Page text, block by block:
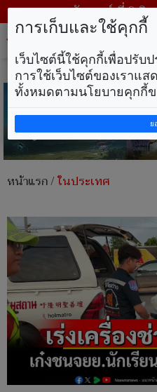
วันเสาร์ ที่ 8 สิ
หน้าแรก/ในประเทศ
การเก็บและใช้คุกกี้
เว็บไซต์นี้ใช้คุกกี้เพื่อปรับ
การใช้เว็บไซต์ของเราแ
ทั้งหมดตามนโยบายคุกกี้ข
ย